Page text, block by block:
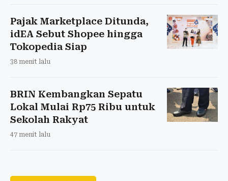
Pajak Marketplace Ditunda,
idEA Sebut Shopee hingga
Tokopedia Siap
38 menit lalu
BRIN Kembangkan Sepatu
Lokal Mulai Rp75 Ribu untuk
Sekolah Rakyat
47 menit lalu